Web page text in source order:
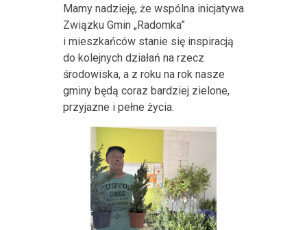
Mamy nadzieję, że wspólna inicjatywa
Związku Gmin „Radomka”
i mieszkańców stanie się inspiracją
do kolejnych działań na rzecz
środowiska, a z roku na rok nasze
gminy będą coraz bardziej zielone,
przyjazne i pełne życia.